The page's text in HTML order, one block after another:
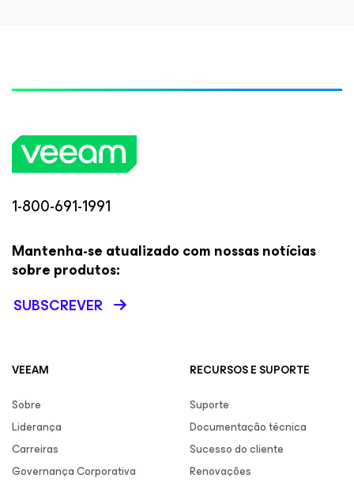
1-800-691-1991
Mantenha-se atualizado com nossas notícias
sobre produtos:
SUBSCREVER
VEEAM
Sobre
Liderança
Carreiras
Governança Corporativa
RECURSOS E SUPORTE
Suporte
Documentação técnica
Sucesso do cliente
Renovações